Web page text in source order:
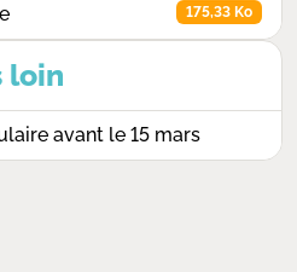
175,33 Ko
loin
avant le 15 mars